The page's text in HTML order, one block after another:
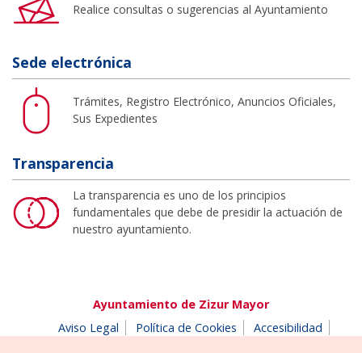
Realice consultas o sugerencias al Ayuntamiento
Sede electrónica
Trámites, Registro Electrónico, Anuncios Oficiales,
Sus Expedientes
Transparencia
La transparencia es uno de los principios
fundamentales que debe de presidir la actuación de
nuestro ayuntamiento.
Ayuntamiento de Zizur Mayor
Aviso Legal
Política de Cookies
Accesibilidad